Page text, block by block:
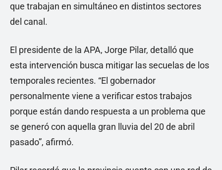
que trabajan en simultáneo en distintos sectores
del canal.
El presidente de la APA, Jorge Pilar, detalló que
esta intervención busca mitigar las secuelas de los
temporales recientes. “El gobernador
personalmente viene a verificar estos trabajos
porque están dando respuesta a un problema que
se generó con aquella gran lluvia del 20 de abril
pasado”, afirmó.